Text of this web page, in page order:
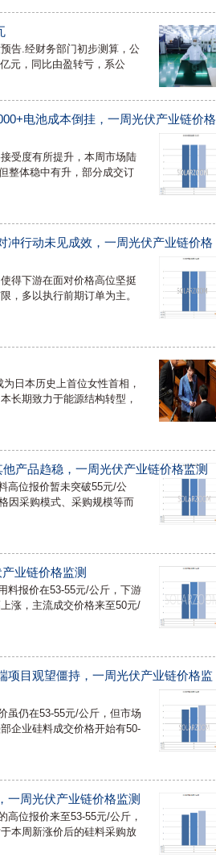
告.经财务部门初步测算，公
元，同比由盈转亏，系公
电池成本倒挂，一周光伏产业链价格
受度有所提升，本周市场陆
整体稳中有升，部分成交订
冲行动未见成效，一周光伏产业链价格
得下游在面对价格高位坚挺
，多以执行前期订单为主。
日本历史上首位女性首相，
长期致力于能源结构转型，
产品趋稳，一周光伏产业链价格监测
高位报价暂未突破55元/公
因采购模式、采购规模等而
业链价格监测
料报价在53-55元/公斤，下游
涨，主流成交价格来至50元/
项目观望僵持，一周光伏产业链价格监
虽仍在53-55元/公斤，但市场
企业硅料成交价格开始有50-
一周光伏产业链价格监测
高位报价来至53-55元/公斤，
本周新涨价后的硅料采购放